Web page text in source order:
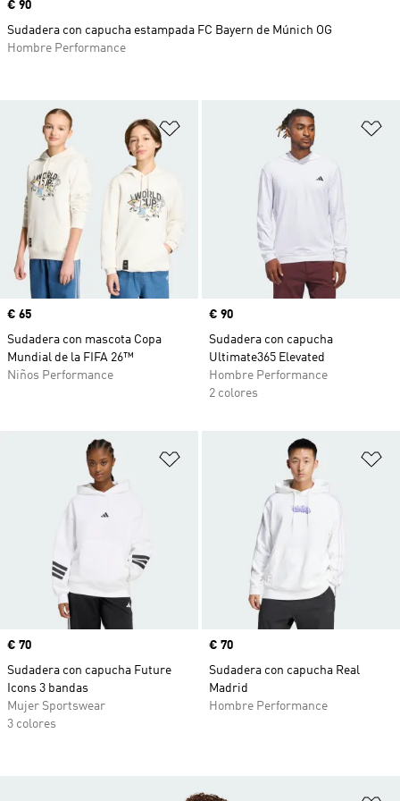
Añadir a la lista de deseos
Precio
€ 65
Sudadera con mascota Copa
Mundial de la FIFA 26™
Niños Performance
Precio
€ 90
Sudadera con capucha
Ultimate365 Elevated
Hombre Performance
2 colores
Añadir a la lista de deseos
Precio
€ 70
Sudadera con capucha Future
Icons 3 bandas
Mujer Sportswear
3 colores
Precio
€ 70
Sudadera con capucha Real
Madrid
Hombre Performance
Precio
€ 90
Sudadera con capucha estampada FC Bayern de Múnich OG
Hombre Performance